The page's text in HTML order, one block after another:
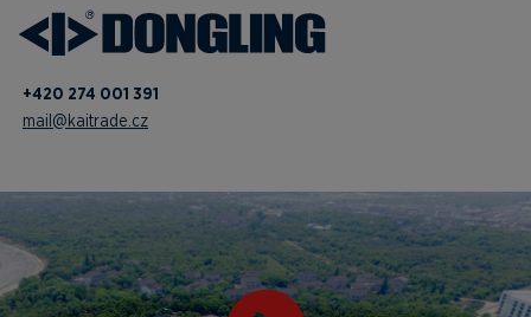
+420 274 001 391
mail@kaitrade.cz